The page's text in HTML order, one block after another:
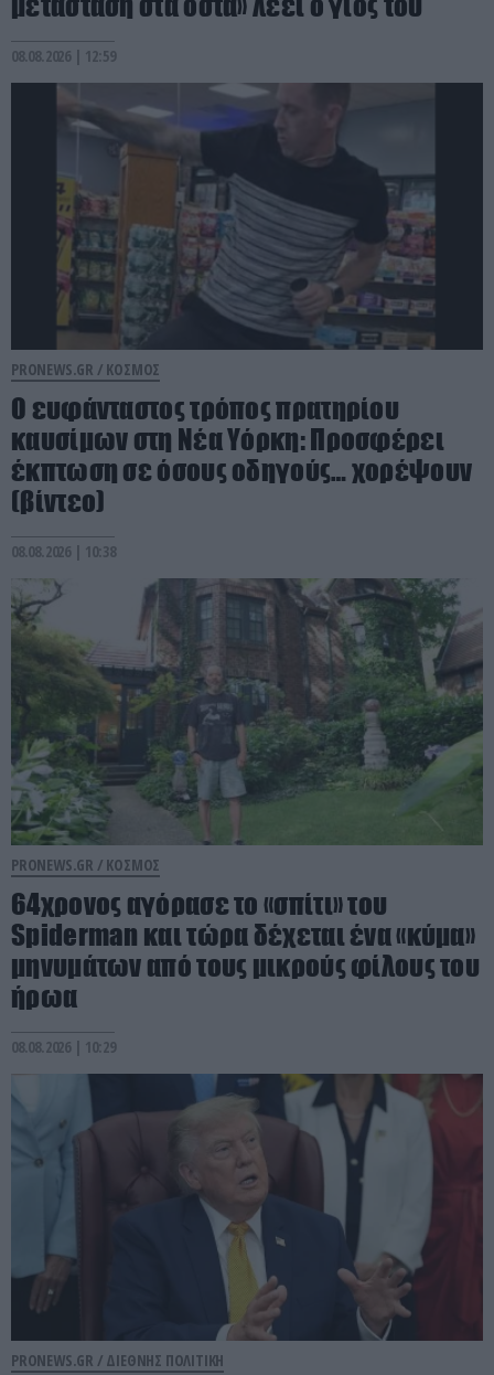
08.08.2026 | 12:59
PRONEWS.GR / ΚΟΣΜΟΣ
Ο ευφάνταστος τρόπος πρατηρίου
καυσίμων στη Νέα Υόρκη: Προσφέρει
έκπτωση σε όσους οδηγούς… χορέψουν
(βίντεο)
08.08.2026 | 10:38
PRONEWS.GR / ΚΟΣΜΟΣ
64χρονος αγόρασε το «σπίτι» του
Spiderman και τώρα δέχεται ένα «κύμα»
μηνυμάτων από τους μικρούς φίλους του
ήρωα
08.08.2026 | 10:29
PRONEWS.GR / ΔΙΕΘΝΗΣ ΠΟΛΙΤΙΚΗ